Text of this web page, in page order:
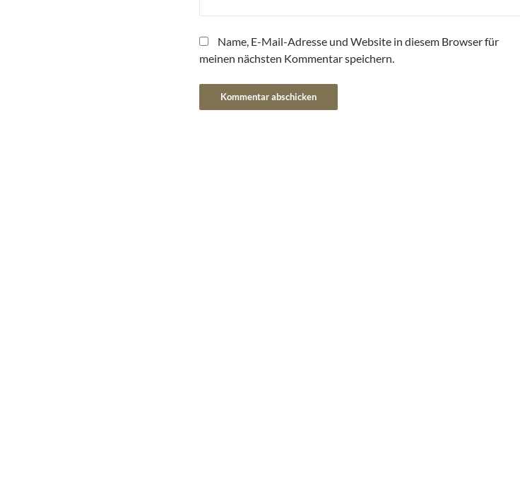
Name, E-Mail-Adresse und Website in diesem Browser für
meinen nächsten Kommentar speichern.